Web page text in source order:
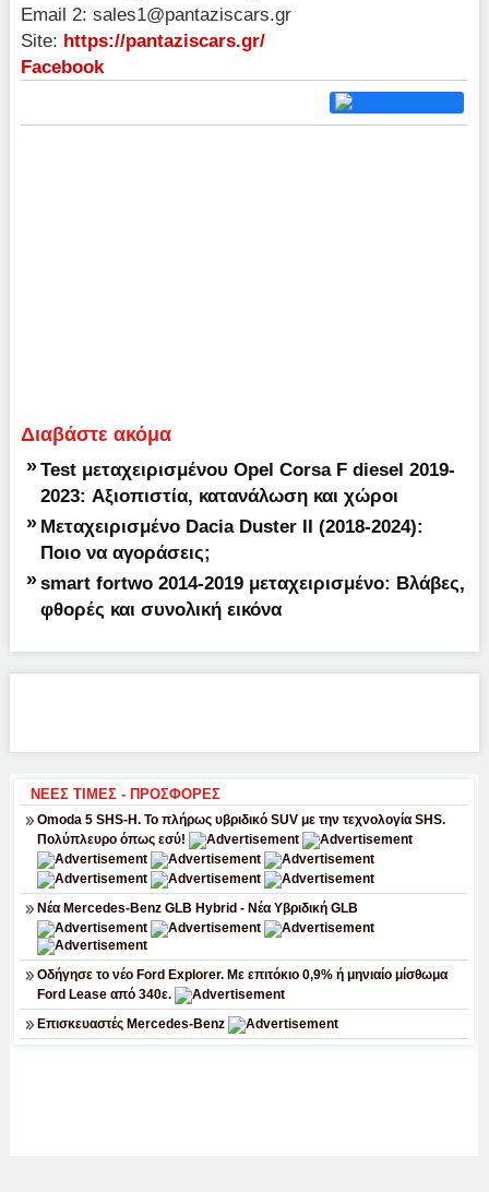
Email 2:sales1@pantaziscars.gr
Site: https://pantaziscars.gr/
Facebook
Διαβάστε ακόμα
» Test μεταχειρισμένου Opel Corsa F diesel 2019-
2023: Αξιοπιστία, κατανάλωση και χώροι
» Μεταχειρισμένο Dacia Duster II (2018-2024):
Ποιο να αγοράσεις;
» smart fortwo 2014-2019 μεταχειρισμένο: Βλάβες,
φθορές και συνολική εικόνα